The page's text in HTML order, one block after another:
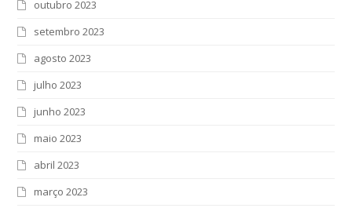
outubro 2023
setembro 2023
agosto 2023
julho 2023
junho 2023
maio 2023
abril 2023
março 2023